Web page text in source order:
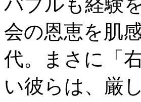
バブルも経験
会の恩恵を肌
代。まさに「
い彼らは、厳